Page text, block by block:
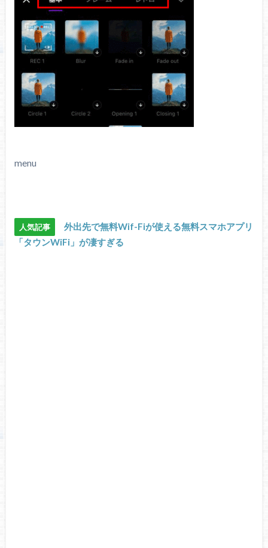
menu
人気記事
外出先で無料Wif-Fiが使える無料スマホアプリ
「タウンWiFi」が凄すぎる